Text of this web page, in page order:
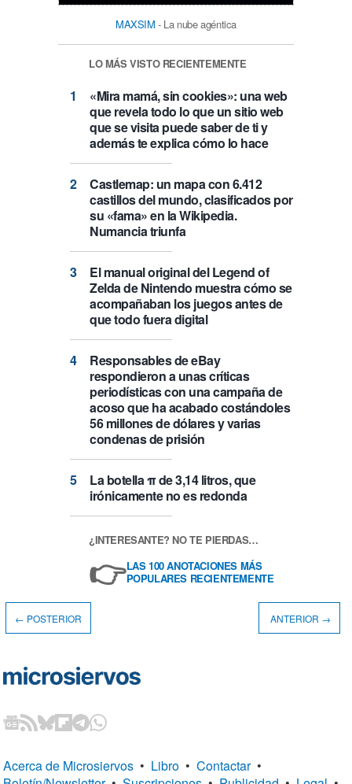
MAXSIM - La nube agéntica
LO MÁS VISTO RECIENTEMENTE
«Mira mamá, sin cookies»: una web
que revela todo lo que un sitio web
que se visita puede saber de ti y
además te explica cómo lo hace
Castlemap: un mapa con 6.412
castillos del mundo, clasificados por
su «fama» en la Wikipedia.
Numancia triunfa
El manual original del Legend of
Zelda de Nintendo muestra cómo se
acompañaban los juegos antes de
que todo fuera digital
Responsables de eBay
respondieron a unas críticas
periodísticas con una campaña de
acoso que ha acabado costándoles
56 millones de dólares y varias
condenas de prisión
La botella π de 3,14 litros, que
irónicamente no es redonda
¿INTERESANTE? NO TE PIERDAS…
👉LAS 100 ANOTACIONES MÁS
POPULARES RECIENTEMENTE
← POSTERIOR ANTERIOR →
Acerca de Microsiervos • Libro • Contactar •